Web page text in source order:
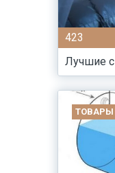
423
Лучшие
ТОВАРЫ